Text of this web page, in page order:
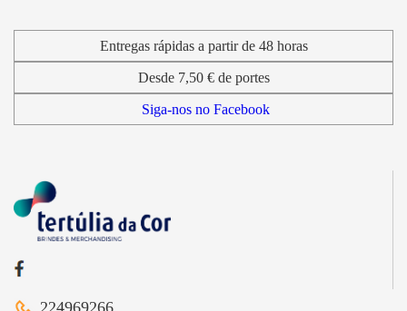
Entregas rápidas a partir de 48 horas
Desde 7,50 € de portes
Siga-nos no Facebook